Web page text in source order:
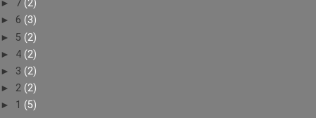
► 7 (2)
► 6 (3)
► 5 (2)
► 4 (2)
► 3 (2)
► 2 (2)
► 1 (5)